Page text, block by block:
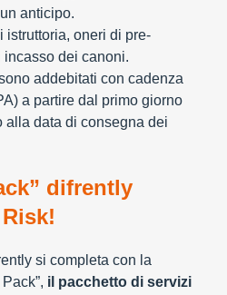
anticipo.
istruttoria, oneri di pre-
incasso dei canoni.
addebitati con cadenza
a partire dal primo giorno
alla data di consegna dei
difrently
si completa con la
il pacchetto di servizi